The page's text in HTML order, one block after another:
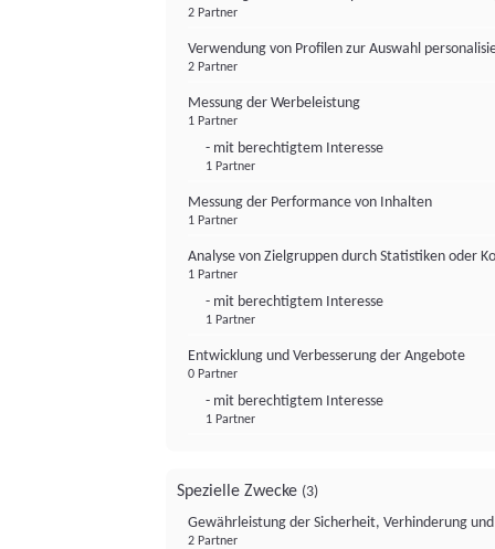
2 Partner
Verwendung von Profilen zur Auswahl
2 Partner
Messung der Werbeleistung
1 Partner
- mit berechtigtem Interesse
1 Partner
Messung der Performance von Inhalten
1 Partner
Analyse von Zielgruppen durch Statistiken oder
1 Partner
- mit berechtigtem Interesse
1 Partner
Entwicklung und Verbesserung der Angebote
0 Partner
- mit berechtigtem Interesse
1 Partner
Spezielle Zwecke (3)
Gewährleistung der Sicherheit, Verhinderung
2 Partner